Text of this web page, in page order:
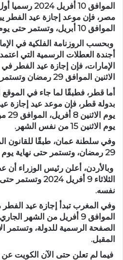
الموافق 10
مصر، فإن موعد إجازة عيد الفطر
الموافق 10 أبريل، وتستمر حتى يوم الجمعة.
وبحسب الروزنامة الفلكية في
أجندة العطلات الرسمية التي
الإمارات، فإن إجازة عيد الفطر
الاثنين الموافق 29 رمضان وتستمر حتى يوم الأحد 3 شوال.
أما قطر، فطبقًا لما جاء في
بدولة قطر، فإن موعد عيد إجازة
يوم الاثنين 15 من نفس الشهر.
وفي سلطنة عمان، طبقًا للقانون
29 رمضان، وتستمر حتى نهاية يوم السبت 3 شوال.
وبالأردن، أعلن رئيس الوزراء أن
نفسه.
الموافق 9 أفريل من الشهر
الصفحة الرسمية للدولة، وتستمر
المقبل.
فيما لم تعلن حتى الآن الكويت